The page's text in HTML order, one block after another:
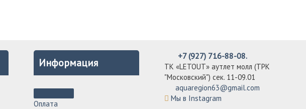
Информация
Оплата
+7 (927) 716-88-08.
ТК «LETOUT» аутлет молл (ТРК
"Московский") сек. 11-09.01
aquaregion63@gmail.com
Мы в Instagram